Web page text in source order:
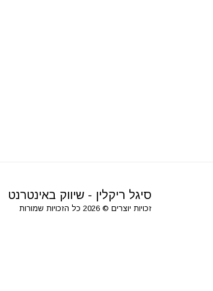
סיגל ריקלין - שיווק באינטרנט
זכויות יוצרים © 2026 כל הזכויות שמורות